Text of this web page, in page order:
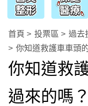
首頁 投票區
過去
你知道救護車車頭
你知道救
過來的嗎？